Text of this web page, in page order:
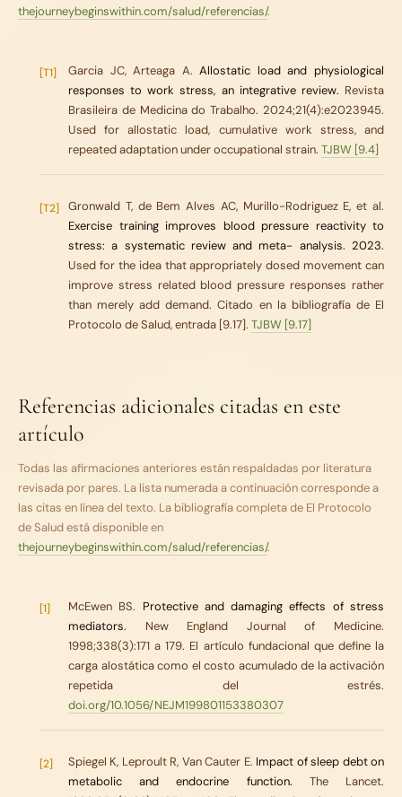
thejourneybeginswithin.com/salud/referencias/.
[T1] Garcia JC, Arteaga A.Allostatic load and physiological
responses to work stress, an integrative review. Revista
Brasileira de Medicina do Trabalho. 2024;21(4):e2023945.
Used for allostatic load, cumulative work stress, and
repeated adaptation under occupational strain. TJBW [9.4]
[T2]
Gronwald T, de Bem Alves AC, Murillo-Rodriguez E, et al.
Exercise training improves blood pressure reactivity to
stress: a systematic review and meta- analysis. 2023.
Used for the idea that appropriately dosed movement can
improve stress related blood pressure responses rather
than merely add demand. Citado en la bibliografía de El
Protocolo de Salud, entrada [9.17]. TJBW [9.17]
Referencias adicionales citadas en este
artículo
Todas las afirmaciones anteriores están respaldadas por literatura
revisada por pares. La lista numerada a continuación corresponde a
las citas en línea del texto. La bibliografía completa de El Protocolo
de Saludestá disponible en
thejourneybeginswithin.com/salud/referencias/.
[1] McEwen BS. Protective and damaging effects of stress
mediators. New England Journal of Medicine.
1998;338(3):171 a 179. El artículo fundacional que define la
carga alostática como el costo acumulado de la activación
repetida del estrés.
doi.org/10.1056/NEJM199801153380307
[2] Spiegel K, Leproult R, Van Cauter E. Impact of sleep debt on
metabolic and endocrine function. The Lancet.